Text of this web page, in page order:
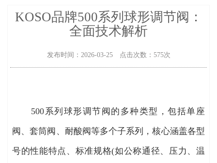
KOSO品牌500系列球形调节阀：
全面技术解析
发布时间：2026-03-25 点击次数：575次
500系列球形调节阀的多种类型，包括单座
阀、套筒阀、耐酸阀等多个子系列，核心涵盖各型
号的性能特点、标准规格(如公称通径、压力、温